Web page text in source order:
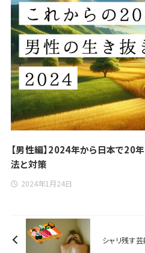
【男性編】2024年から日本で20
法と対策
2024年1月24日
シャリ残す